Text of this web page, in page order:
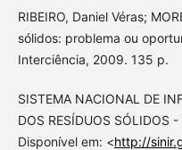
RIBEIRO, Daniel Véras;
sólidos: problema ou
Interciência, 2009. 135 p.
SISTEMA NACIONAL DE
DOS RESÍDUOS SÓLIDOS
Disponível em: <http://